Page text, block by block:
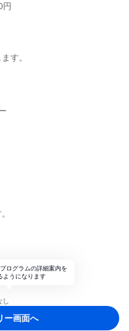
円
す。
ログラムの詳細案内を
ようになります
し
ー画面へ